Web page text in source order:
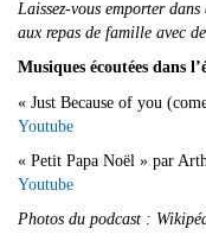
Laissez-vous emporter
aux repas de famille avec
Musiques écoutées dans
« Just Because of you
Youtube
« Petit Papa Noël » par
Youtube
Photos du podcast :